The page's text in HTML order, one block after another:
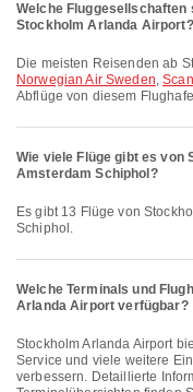
Welche Fluggesellschaften
Stockholm Arlanda Airport?
Die meisten Reisenden ab
Norwegian Air Sweden,
Abflüge von diesem
Wie viele Flüge gibt es von
Amsterdam Schiphol?
Es gibt 13 Flüge von Stockholm Arlanda Airport nach Flughafen Amsterdam
Schiphol.
Welche Terminals und
Arlanda Airport verfügbar?
Stockholm Arlanda Airport bietet Shuttlebus, Essen, Währungsumtausch-
Service und viele weitere
verbessern. Detaillierte